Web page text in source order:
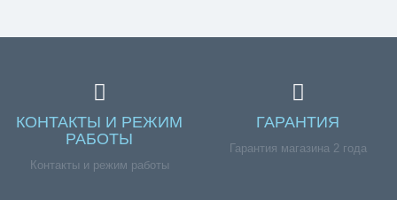
КОНТАКТЫ И РЕЖИМ
РАБОТЫ
Контакты и режим работы
ГАРАНТИЯ
Гарантия магазина 2 года